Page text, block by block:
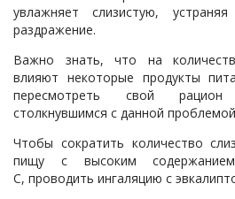
увлажняет слизистую,
раздражение.
Важно знать, что на
влияют некоторые продукты
пересмотреть свой
столкнувшимся с данной
Чтобы сократить количество
пищу с высоким
С, проводить ингаляцию с